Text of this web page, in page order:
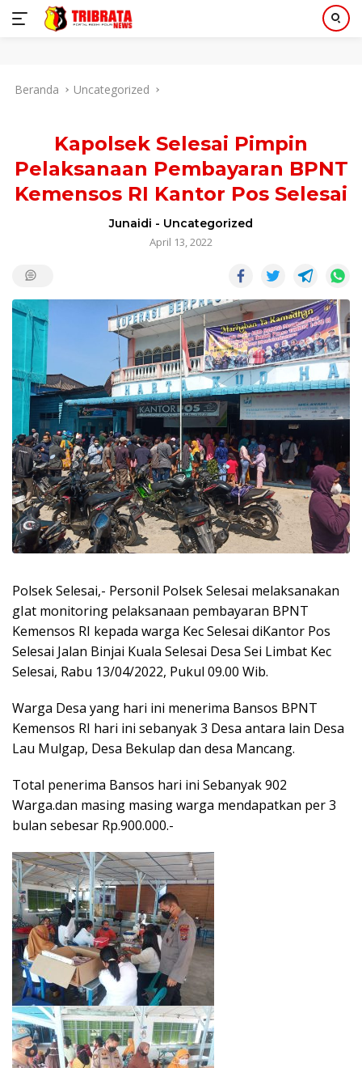
Beranda Uncategorized
Kapolsek Selesai Pimpin
Pelaksanaan Pembayaran BPNT
Kemensos RI Kantor Pos Selesai
Junaidi - Uncategorized
April 13, 2022
Polsek Selesai,- Personil Polsek Selesai melaksanakan
gIat monitoring pelaksanaan pembayaran BPNT
Kemensos RI kepada warga Kec Selesai diKantor Pos
Selesai Jalan Binjai Kuala Selesai Desa Sei Limbat Kec
Selesai, Rabu 13/04/2022, Pukul 09.00 Wib.
Warga Desa yang hari ini menerima Bansos BPNT
Kemensos RI hari ini sebanyak 3 Desa antara lain Desa
Lau Mulgap, Desa Bekulap dan desa Mancang.
Total penerima Bansos hari ini Sebanyak 902
Warga.dan masing masing warga mendapatkan per 3
bulan sebesar Rp.900.000.-